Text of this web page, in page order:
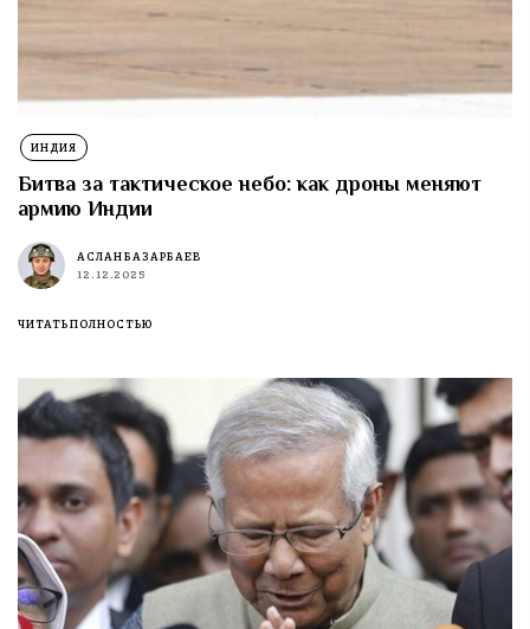
ИНДИЯ
Битва за тактическое небо: как дроны меняют
армию Индии
АСЛАН БАЗАРБАЕВ
12.12.2025
ЧИТАТЬ ПОЛНОСТЬЮ